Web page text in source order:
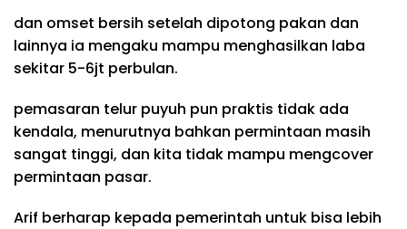
dan omset bersih setelah dipotong pakan dan
lainnya ia mengaku mampu menghasilkan laba
sekitar 5-6jt perbulan.
pemasaran telur puyuh pun praktis tidak ada
kendala, menurutnya bahkan permintaan masih
sangat tinggi, dan kita tidak mampu mengcover
permintaan pasar.
Arif berharap kepada pemerintah untuk bisa lebih